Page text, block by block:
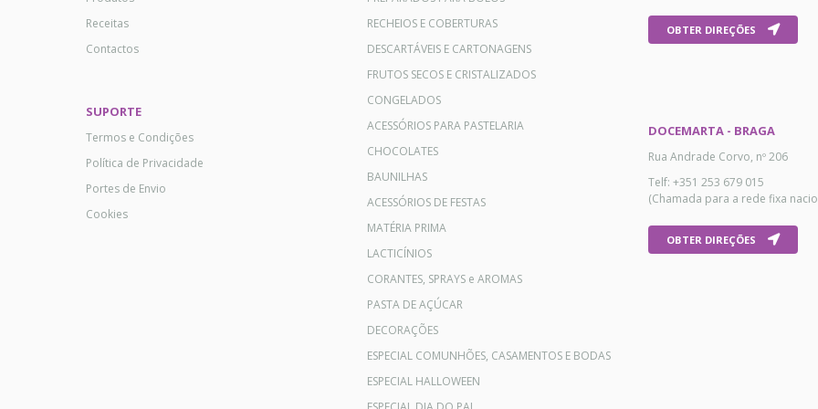
Receitas
Contactos
SUPORTE
Termos e Condições
Política de Privacidade
Portes de Envio
Cookies
RECHEIOS E COBERTURAS
DESCARTÁVEIS E CARTONAGENS
FRUTOS SECOS E CRISTALIZADOS
CONGELADOS
ACESSÓRIOS PARA PASTELARIA
CHOCOLATES
BAUNILHAS
ACESSÓRIOS DE FESTAS
MATÉRIA PRIMA
LACTICÍNIOS
CORANTES, SPRAYS e AROMAS
PASTA DE AÇÚCAR
DECORAÇÕES
ESPECIAL COMUNHÕES, CASAMENTOS E BODAS
ESPECIAL HALLOWEEN
OBTER DIREÇÕES
DOCEMARTA - BRAGA
Rua Andrade Corvo, nº 206
Telf: +351 253 679 015
(Chamada para a rede fixa
OBTER DIREÇÕES